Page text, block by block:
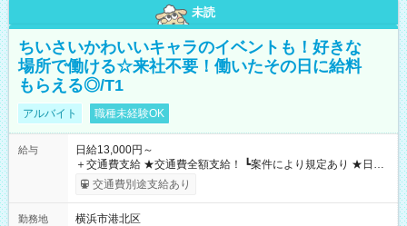
未読
ちいさいかわいいキャラのイベントも！好きな
場所で働ける☆来社不要！働いたその日に給料
もらえる◎/T1
アルバイト 職種未経験OK
給与
日給13,000円～
＋交通費支給 ★交通費全額支給！ ┗案件により規定あり ★日払
いOK！（規定あり） ┗働いたその日に現金GET♪ お仕事後はコ
ンビニATMから 日払い分を引き落とせます！ 【試用期間】試
交通費別途支給あり
勤務地
横浜市港北区